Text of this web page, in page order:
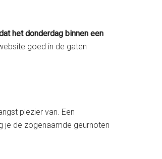
het donderdag binnen een
goed in de gaten
plezier van. Een
je de zogenaamde geurnoten